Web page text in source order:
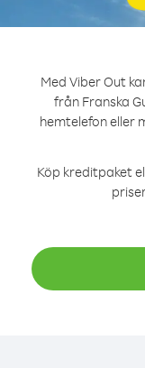
Med Viber Out
från Franska
hemtelefon eller
Köp kreditpaket